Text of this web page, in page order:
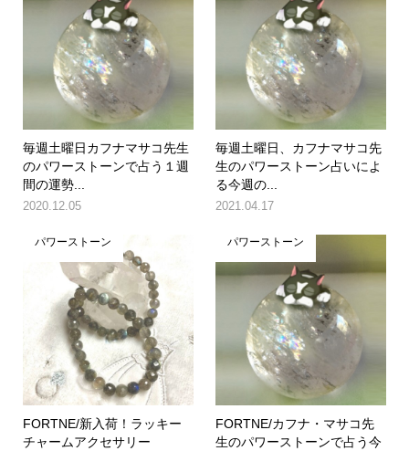
毎週土曜日カフナマサコ先生
のパワーストーンで占う１週
間の運勢...
2020.12.05
毎週土曜日、カフナマサコ先
生のパワーストーン占いによ
る今週の...
2021.04.17
パワーストーン
FORTNE/新入荷！ラッキー
チャームアクセサリー
パワーストーン
FORTNE/カフナ・マサコ先
生のパワーストーンで占う今